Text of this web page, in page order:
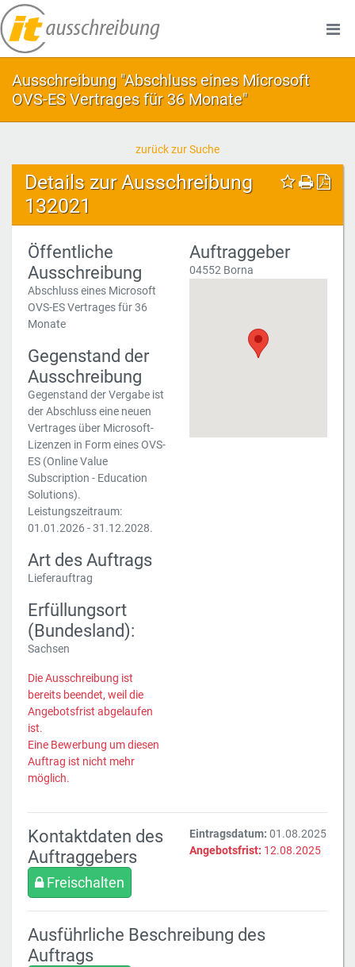
Ausschreibung "Abschluss eines Microsoft
OVS-ES Vertrages für 36 Monate"
zurück zur Suche
Details zur Ausschreibung
132021
Öffentliche
Ausschreibung
Abschluss eines Microsoft
OVS-ES Vertrages für 36
Monate
Gegenstand der
Ausschreibung
Gegenstand der Vergabe ist
der Abschluss eine neuen
Vertrages über Microsoft-
Lizenzen in Form eines OVS-
ES (Online Value
Subscription - Education
Solutions).
Leistungszeitraum:
01.01.2026 - 31.12.2028.
Art des Auftrags
Lieferauftrag
Erfüllungsort
(Bundesland):
Sachsen
Die Ausschreibung ist
bereits beendet, weil die
Angebotsfrist abgelaufen
ist.
Eine Bewerbung um diesen
Auftrag ist nicht mehr
möglich.
Auftraggeber
04552 Borna
Kontaktdaten des
Auftraggebers
Freischalten
Eintragsdatum: 01.08.2025
Angebotsfrist: 12.08.2025
Ausführliche Beschreibung des
Auftrags